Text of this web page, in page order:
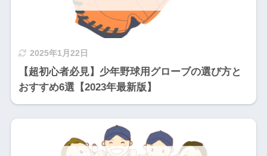
2025年1月22日
【超初心者必見】少年野球用グローブの選び方と
おすすめ6選【2023年最新版】